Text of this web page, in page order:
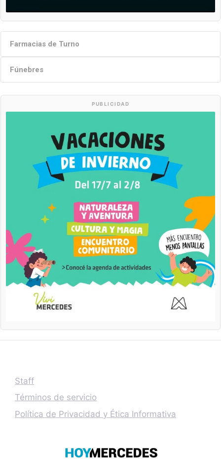
Farmacias de Turno
Fúnebres
PUBLICIDAD
Staff
Términos de servicio
Política de Privacidad y Ética Informativa